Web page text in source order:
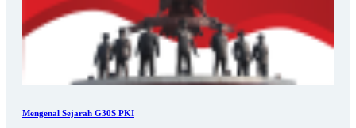
Mengenal Sejarah G30S PKI